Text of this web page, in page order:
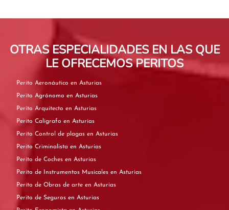
OTRAS ESPECIALIDADES EN LAS QUE
LE OFRECEMOS PERITOS
Perito Aeronáutico en Asturias
Perito Agrónomo en Asturias
Perito Arquitecto en Asturias
Perito Calígrafo en Asturias
Perito Control de plagas en Asturias
Perito Criminalista en Asturias
Perito de Coches en Asturias
Perito de Instrumentos Musicales en Asturias
Perito de Obras de arte en Asturias
Perito de Seguros en Asturias